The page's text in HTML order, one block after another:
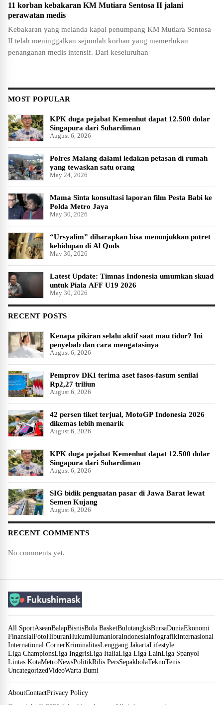
11 korban kebakaran KM Mutiara Sentosa II jalani
perawatan medis
Kebakaran yang melanda kapal penumpang KM Mutiara Sentosa
II telah meninggalkan sejumlah korban yang memerlukan
penanganan medis intensif. Dari keseluruhan
MOST POPULAR
KPK duga pejabat Kemenhut dapat 12.500 dolar
Singapura dari Suhardiman
August 6, 2026
Polres Malang dalami ledakan petasan di rumah
yang tewaskan satu orang
May 24, 2026
Mama Sinta konsultasi laporan film Pesta Babi ke
Polda Metro Jaya
May 30, 2026
“Ursyalim” diharapkan bisa menunjukkan potret
kehidupan di Al Quds
May 30, 2026
Latest Update: Timnas Indonesia umumkan skuad
untuk Piala AFF U19 2026
May 30, 2026
RECENT POSTS
Kenapa pikiran selalu aktif saat mau tidur? Ini
penyebab dan cara mengatasinya
August 6, 2026
Pemprov DKI terima aset fasos-fasum senilai
Rp2,27 triliun
August 6, 2026
42 persen tiket terjual, MotoGP Indonesia 2026
dikemas lebih menarik
August 6, 2026
KPK duga pejabat Kemenhut dapat 12.500 dolar
Singapura dari Suhardiman
August 6, 2026
SIG bidik penguatan pasar di Jawa Barat lewat
Semen Kujang
August 6, 2026
RECENT COMMENTS
No comments yet.
All SportAseanBalapBisnisBola BasketBulutangkisBursaDuniaEkonomi
FinansialFotoHiburanHukumHumanioraIndonesiaInfografikInternasional
International CornerKriminalitasLenggang JakartaLifestyle
Liga ChampionsLiga InggrisLiga ItaliaLiga Liga LainLiga Spanyol
Lintas KotaMetroNewsPolitikRilis PersSepakbolaTeknoTenis
UncategorizedVideoWarta Bumi
AboutContactPrivacy Policy